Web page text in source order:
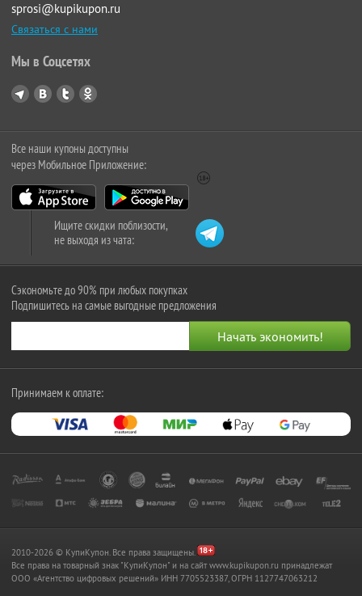
sprosi@kupikupon.ru
Связаться с нами
Мы в Соцсетях
Все наши купоны доступны
через Мобильное Приложение:
Ищите скидки поблизости,
не выходя из чата:
Сэкономьте до 90% при любых покупках
Подпишитесь на самые выгодные предложения
Принимаем к оплате:
2010-2026 © КупиКупон. Все права защищены.
Все права на товарный знак "КупиКупон" и на сайт www.kupikupon.ru принадлежат
OOO «Агентство цифровых решений» ИНН 7705523387, ОГРН 1127747063212